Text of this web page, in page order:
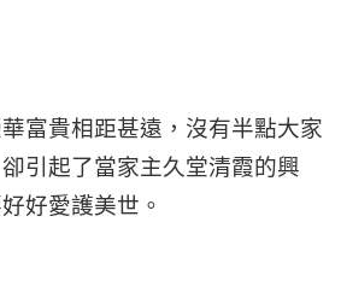
富貴相距甚遠，沒有半點大家
引起了當家主久堂清霞的興
好愛護美世。